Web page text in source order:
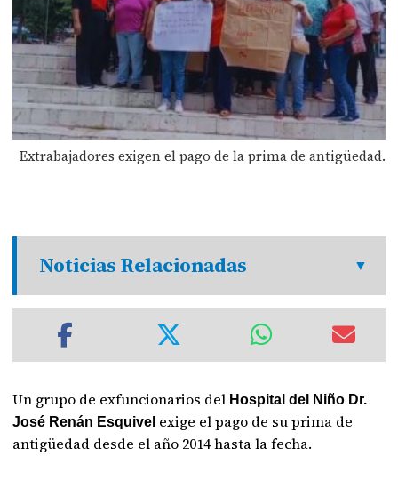
Extrabajadores exigen el pago de la prima de antigüedad.
Noticias Relacionadas
Un grupo de exfuncionarios del Hospital del Niño Dr.
José Renán Esquivel exige el pago de su prima de
antigüedad desde el año 2014 hasta la fecha.